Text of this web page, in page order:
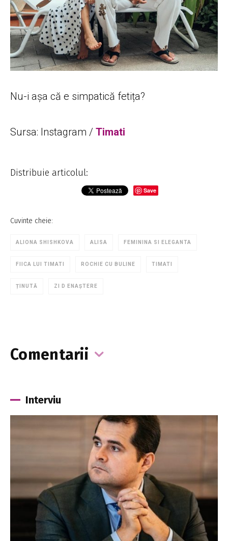
Nu-i așa că e simpatică fetița?
Sursa: Instagram / Timati
Distribuie articolul:
Save
Cuvinte cheie:
ALIONA SHISHKOVA ALISA FEMININA SI ELEGANTA
FIICA LUI TIMATI ROCHIE CU BULINE TIMATI
ȚINUTĂ ZI D ENAȘTERE
Comentarii
Interviu